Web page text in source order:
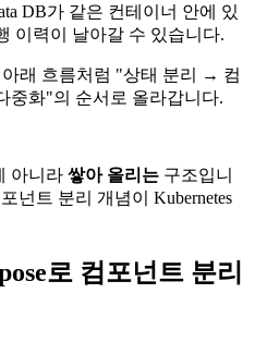
DB가 같은 컨테이너 안에 있
이력이 날아갈 수 있습니다.
래 흐름처럼 "상태 분리 → 컴
화"의 순서로 올라갑니다.
아니라 쌓아 올리는 구조입니
넌트 분리 개념이 Kubernetes
로 컴포넌트 분리